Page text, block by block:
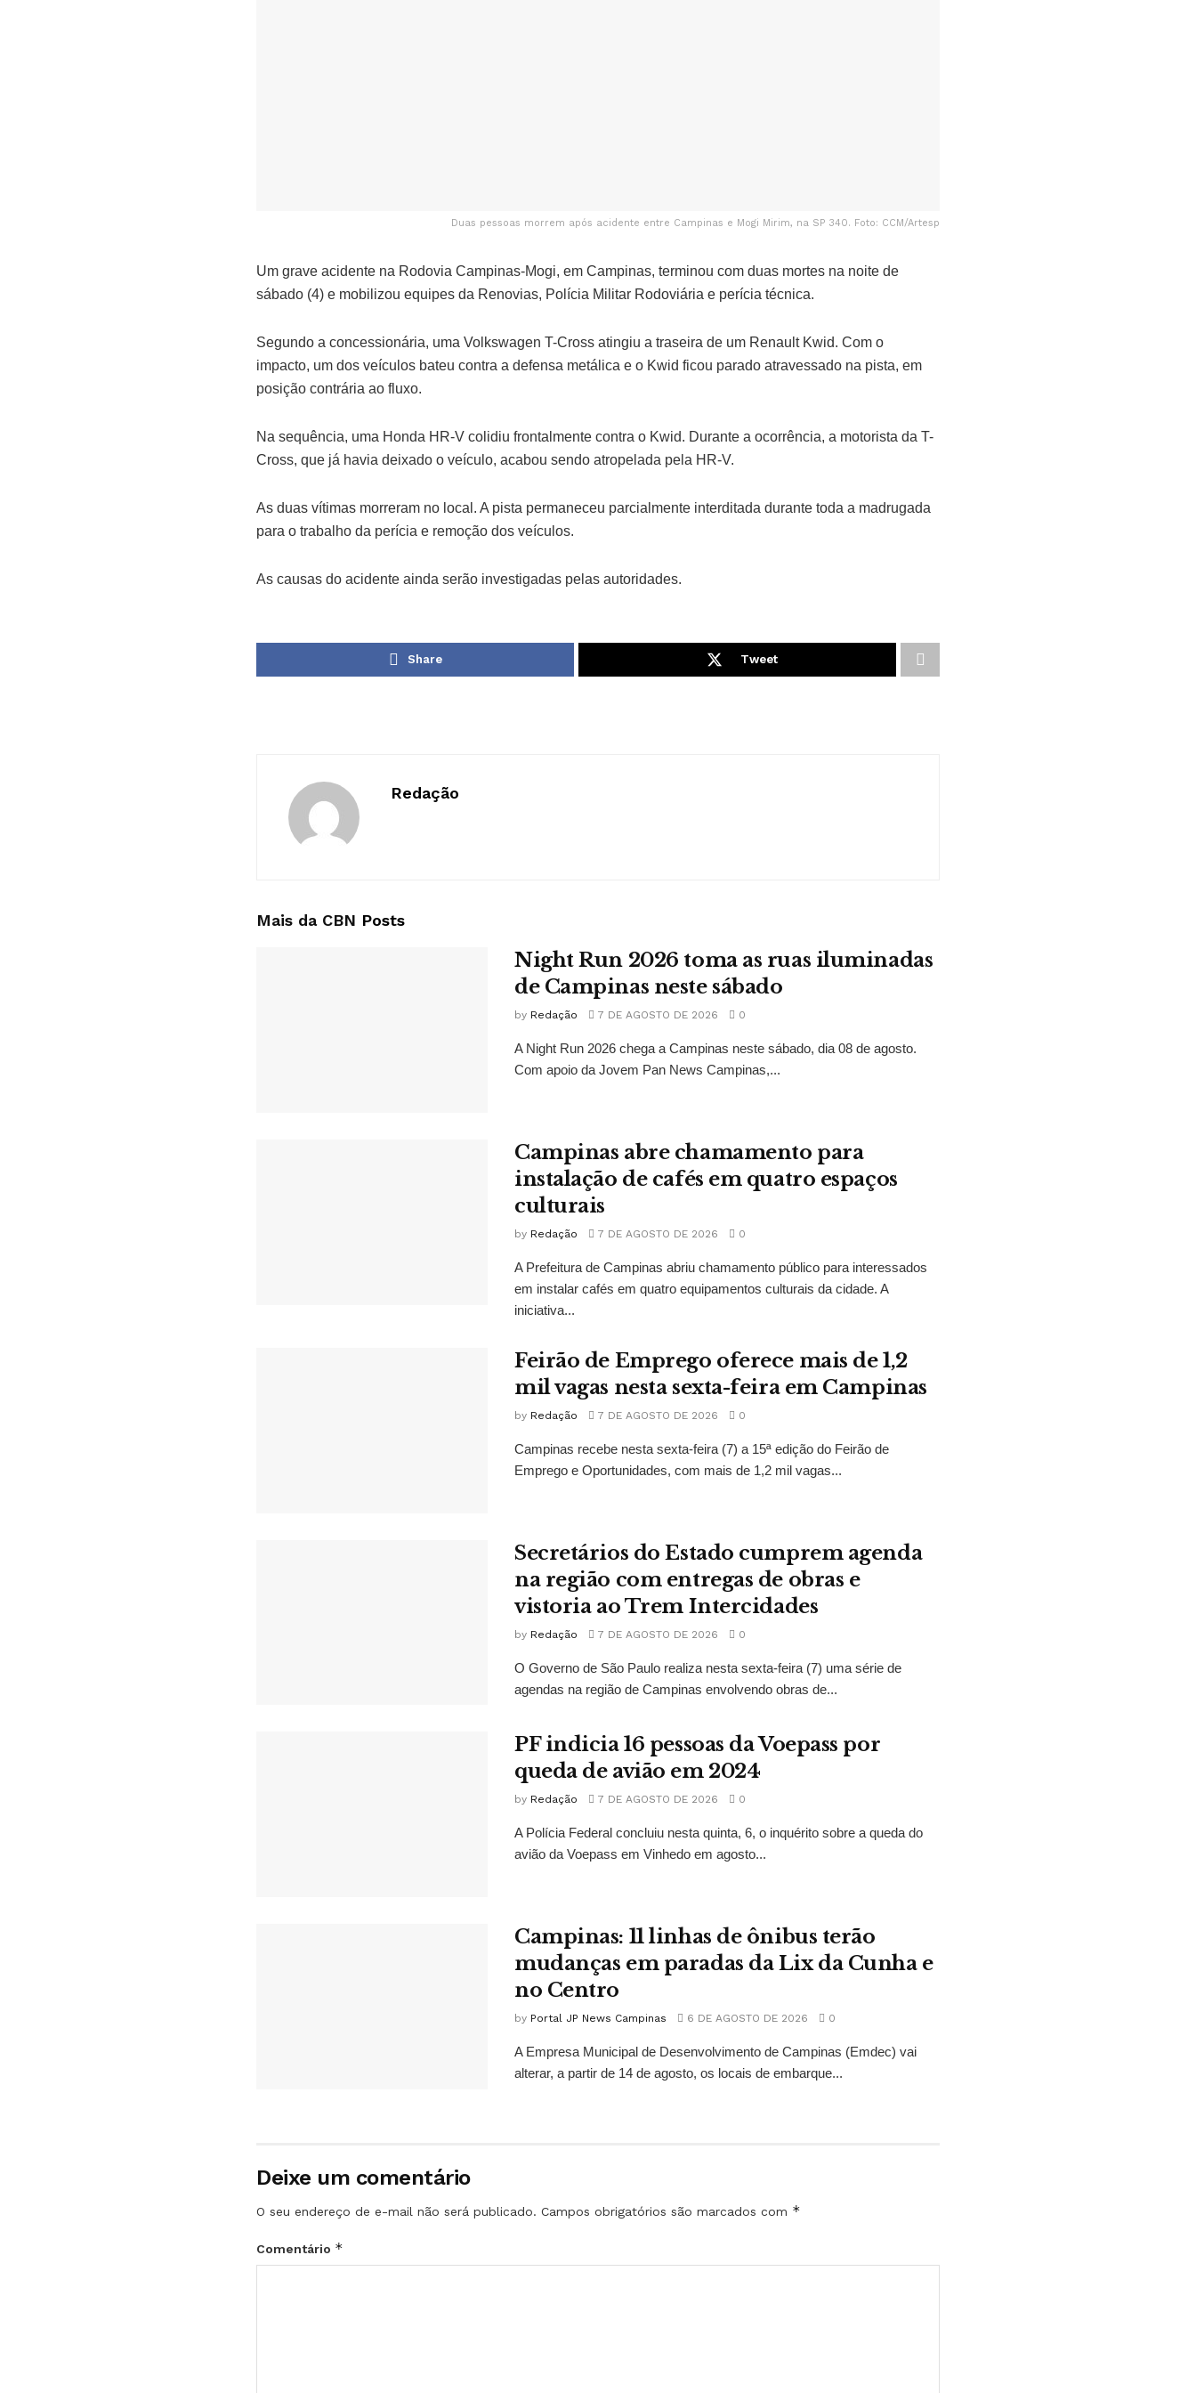
Duas pessoas morrem após acidente entre Campinas e Mogi Mirim, na SP 340. Foto: CCM/Artesp
Um grave acidente na Rodovia Campinas-Mogi, em Campinas, terminou com duas mortes na noite de
sábado (4) e mobilizou equipes da Renovias, Polícia Militar Rodoviária e perícia técnica.
Segundo a concessionária, uma Volkswagen T-Cross atingiu a traseira de um Renault Kwid. Com o
impacto, um dos veículos bateu contra a defensa metálica e o Kwid ficou parado atravessado na pista, em
posição contrária ao fluxo.
Na sequência, uma Honda HR-V colidiu frontalmente contra o Kwid. Durante a ocorrência, a motorista da T-
Cross, que já havia deixado o veículo, acabou sendo atropelada pela HR-V.
As duas vítimas morreram no local. A pista permaneceu parcialmente interditada durante toda a madrugada
para o trabalho da perícia e remoção dos veículos.
As causas do acidente ainda serão investigadas pelas autoridades.
Share Tweet
Redação
Mais da CBN Posts
Night Run 2026 toma as ruas iluminadas
de Campinas neste sábado
by Redação 7 DE AGOSTO DE 2026 0
A Night Run 2026 chega a Campinas neste sábado, dia 08 de agosto.
Com apoio da Jovem Pan News Campinas,...
Campinas abre chamamento para
instalação de cafés em quatro espaços
culturais
by Redação 7 DE AGOSTO DE 2026 0
A Prefeitura de Campinas abriu chamamento público para interessados
em instalar cafés em quatro equipamentos culturais da cidade. A
iniciativa...
Feirão de Emprego oferece mais de 1,2
mil vagas nesta sexta-feira em Campinas
by Redação 7 DE AGOSTO DE 2026 0
Campinas recebe nesta sexta-feira (7) a 15ª edição do Feirão de
Emprego e Oportunidades, com mais de 1,2 mil vagas...
Secretários do Estado cumprem agenda
na região com entregas de obras e
vistoria ao Trem Intercidades
by Redação 7 DE AGOSTO DE 2026 0
O Governo de São Paulo realiza nesta sexta-feira (7) uma série de
agendas na região de Campinas envolvendo obras de...
PF indicia 16 pessoas da Voepass por
queda de avião em 2024
by Redação 7 DE AGOSTO DE 2026 0
A Polícia Federal concluiu nesta quinta, 6, o inquérito sobre a queda do
avião da Voepass em Vinhedo em agosto...
Campinas: 11 linhas de ônibus terão
mudanças em paradas da Lix da Cunha e
no Centro
by Portal JP News Campinas 6 DE AGOSTO DE 2026 0
A Empresa Municipal de Desenvolvimento de Campinas (Emdec) vai
alterar, a partir de 14 de agosto, os locais de embarque...
Deixe um comentário
O seu endereço de e-mail não será publicado. Campos obrigatórios são marcados com *
Comentário *